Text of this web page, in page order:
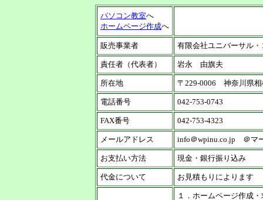
パソコン教室へ
ホームページ作成へ
販売事業者 有限会社ユニバーサル
責任者（代表者） 岩永 由旗夫
所在地 〒229-0006 神奈川県相
電話番号 042-753-0743
FAX番号 042-753-4323
メールアドレス info＠wpinu.co.jp ＠マ
お支払い方法 現金・銀行振り込み
代金について お見積もりによります
１．ホームページ作成